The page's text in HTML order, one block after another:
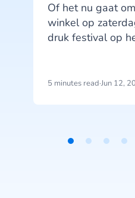
Of het nu gaat
winkel op
druk festival op
groeien.
5 minutes read·Jun 12,